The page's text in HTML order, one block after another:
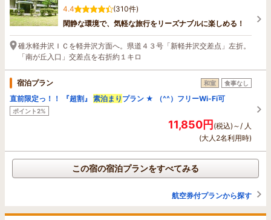
4.4
(310件)
閑静な環境で、気軽な旅行をリーズナブルに楽しめる！
碓氷軽井沢ＩＣを軽井沢方面へ。県道４３号「新軽井沢交差点」左折。
「南が丘入口」交差点を右折約１キロ
宿泊プラン 和室 食事なし
直前限定っ！！ 『超割』 素泊まり プラン ★ （^^）フリーWi-Fi可
ポイント2%
11,850円(税込)～/ 人
(大人2名利用時)
この宿の宿泊プランをすべてみる
航空券付プランから探す